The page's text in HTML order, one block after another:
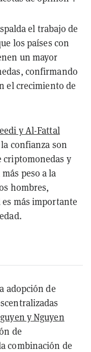
el trabajo de
los países con
un mayor
confirmando
el crecimiento de
y Al-Fattal
confianza son
criptomonedas y
peso a la
hombres,
más importante
adopción de
y Nguyen
de
combinación de